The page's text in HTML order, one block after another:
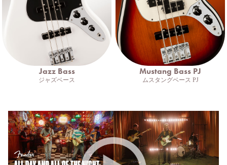
Jazz Bass
ジャズベース
Mustang Bass PJ
ムスタングベース PJ